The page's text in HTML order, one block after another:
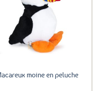
favoris
moine en peluche